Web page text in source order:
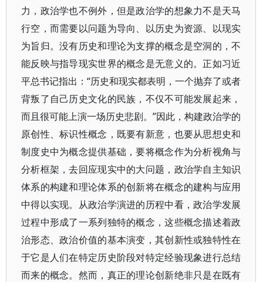
力，政治学也不例外，但是政治学的想象力不是天马
行空，而需要以问题为导向、以历史为资源、以现实
为旨归。没有历史和理论为支撑的概念是空洞的，不
能反映与指导现实世界的概念是无意义的。正如习近
平总书记指出：“历史和现实都表明，一个抛弃了或者
背叛了自己历史文化的民族，不仅不可能发展起来，
而且很可能上演一场历史悲剧。”因此，构建政治学的
原创性、标识性概念，既要有新意，也要从思想史和
制度史中为概念提供基础，要将概念作为分析视角与
分析框架，去回应现实中的大问题，政治学自主知识
体系的构建和理论体系的创新将在概念的建构与应用
中得以实现。从政治学演进的历程中看，政治学发展
过程中形成了一系列独特的概念，这些概念描述着政
治形态、政治价值的基本演变，其创新性或独特性在
于它是人们在特定历史阶段对特定经验现象进行总结
而来的概念。然而，真正的理论创新绝非只是在既有